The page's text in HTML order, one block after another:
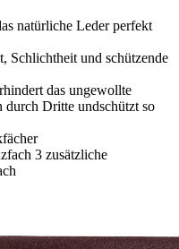
natürliche Leder perfekt
Schlichtheit und schützende
das ungewollte
durch Dritte undschützt so
3 zusätzliche